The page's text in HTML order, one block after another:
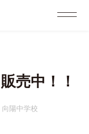
売中！！
向陽中学校